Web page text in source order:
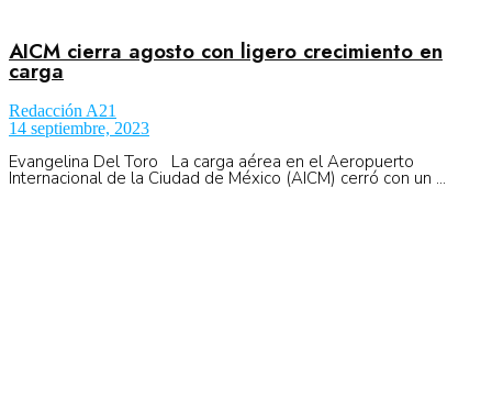
No Result
View All Result
AICM cierra agosto con ligero crecimiento en
carga
Redacción A21
14 septiembre, 2023
Evangelina Del Toro La carga aérea en el Aeropuerto
Internacional de la Ciudad de México (AICM) cerró con un ...